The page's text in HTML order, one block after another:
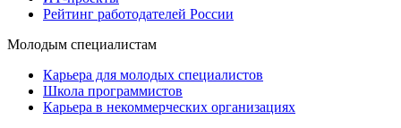
Рейтинг работодателей России
Молодым специалистам
Карьера для молодых специалистов
Школа программистов
Карьера в некоммерческих организациях